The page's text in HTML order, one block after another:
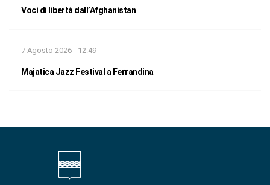
Voci di libertà dall’Afghanistan
7 Agosto 2026 - 12:49
Majatica Jazz Festival a Ferrandina